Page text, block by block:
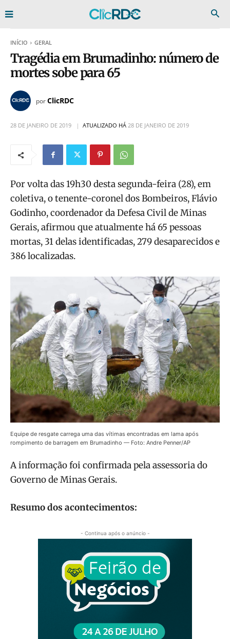
INÍCIO GERAL
Tragédia em Brumadinho: número de
mortes sobe para 65
porClicRDC
28 DE JANEIRO DE 2019 ATUALIZADO HÁ 28 DE JANEIRO DE 2019
Por volta das 19h30 desta segunda-feira (28), em
coletiva, o tenente-coronel dos Bombeiros, Flávio
Godinho, coordenador da Defesa Civil de Minas
Gerais, afirmou que atualmente há 65 pessoas
mortas, 31 delas identificadas, 279 desaparecidos e
386 localizadas.
Equipe de resgate carrega uma das vítimas encontradas em lama após
rompimento de barragem em Brumadinho — Foto: Andre Penner/AP
A informação foi confirmada pela assessoria do
Governo de Minas Gerais.
Resumo dos acontecimentos:
- Continua após o anúncio -